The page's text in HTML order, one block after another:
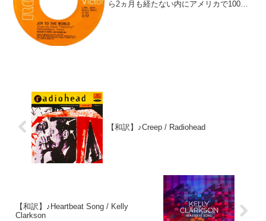
ら2ヵ月も経たない内にアメリカで100万
【和訳】♪Creep / Radiohead
【和訳】♪Heartbeat Song / Kelly
Clarkson